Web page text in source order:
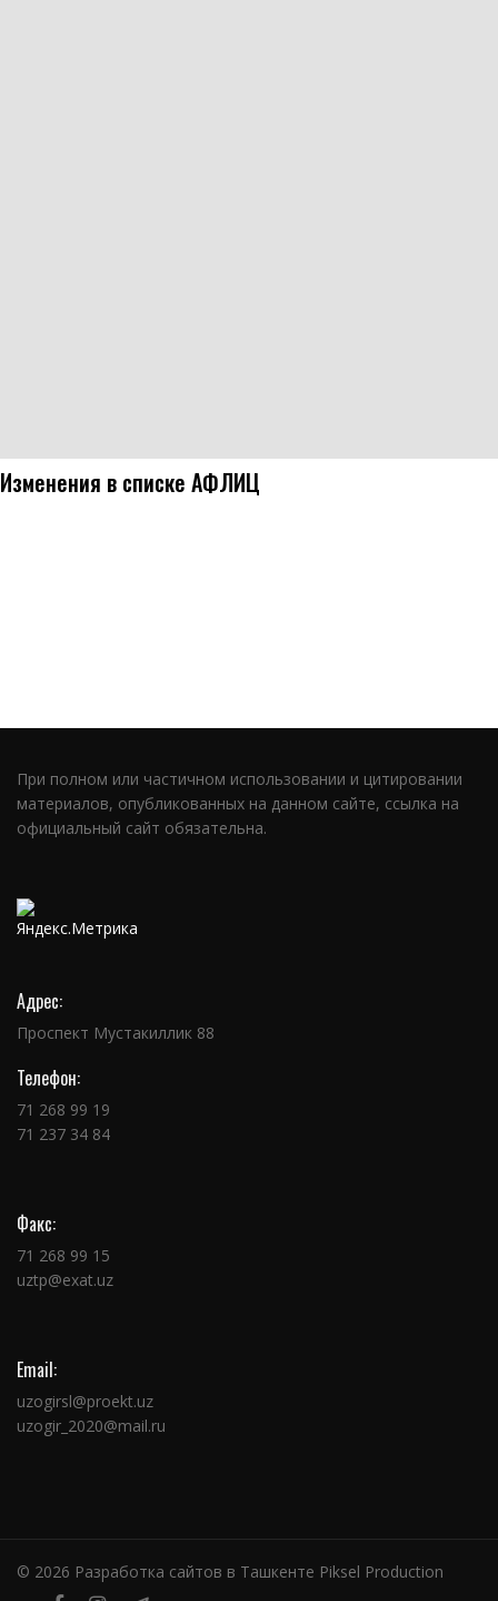
Изменения в списке АФЛИЦ
При полном или частичном использовании и цитировании
материалов, опубликованных на данном сайте, ссылка на
официальный сайт обязательна.
Адрес:
Проспект Мустакиллик 88
Телефон:
71 268 99 19
71 237 34 84
Факс:
71 268 99 15
uztp@exat.uz
Email:
uzogirsl@proekt.uz
uzogir_2020@mail.ru
© 2026 Разработка сайтов в Ташкенте Piksel Production